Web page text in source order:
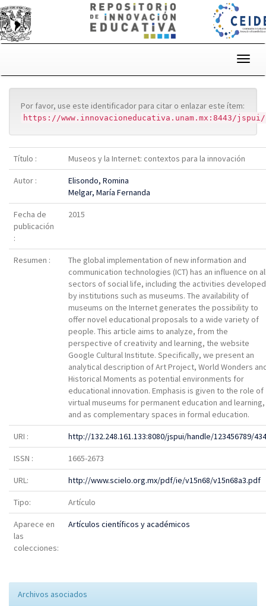
Por favor, use este identificador para citar o enlazar este ítem:
https://www.innovacioneducativa.unam.mx:8443/jspui/
Título : Museos y la Internet: contextos para la innovación
Autor :
Elisondo, Romina
Melgar, María Fernanda
Fecha de
publicación
:
2015
Resumen :
The global implementation of new information and
communication technologies (ICT) has an influence on
sectors of social life, including the activities developed
by institutions such as museums. The availability of
museums on the Internet generates the possibility to
offer novel educational proposals to a wide variety of
people. This article aims to analyze, from the
perspective of creativity and learning, the website
Google Cultural Institute. Specifically, we present an
analytical description of Art Project, World Wonders
Historical Moments as potential environments for
educational innovation. Emphasis is given to the role of
virtual museums for permanent education and learning,
and as complementary spaces in formal education.
URI : http://132.248.161.133:8080/jspui/handle/123456789/
ISSN : 1665-2673
URL: http://www.scielo.org.mx/pdf/ie/v15n68/v15n68a3.pdf
Tipo: Artículo
Aparece en
las
colecciones:
Artículos científicos y académicos
Archivos asociados